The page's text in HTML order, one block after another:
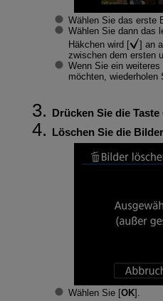
Wählen Sie das erste
Wählen Sie dann das
Häkchen wird [
] an
zwischen dem ersten
Wenn Sie ein
möchten, wiederholen
Drücken Sie die Taste
Löschen Sie die
Wählen Sie [OK].